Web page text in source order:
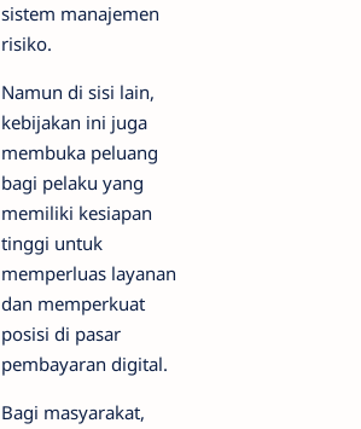
sistem manajemen
risiko.
Namun di sisi lain,
kebijakan ini juga
membuka peluang
bagi pelaku yang
memiliki kesiapan
tinggi untuk
memperluas layanan
dan memperkuat
posisi di pasar
pembayaran digital.
Bagi masyarakat,